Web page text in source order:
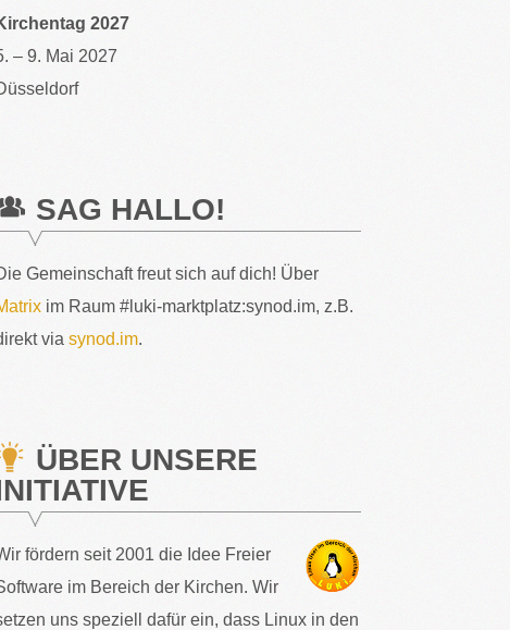
2027
– 9. Mai 2027
SAG HALLO!
Gemeinschaft freut sich auf dich! Über
im Raum #luki-marktplatz:synod.im, z.B.
viasynod.im.
ÜBER UNSERE
fördern seit 2001 die Idee Freier
im Bereich der Kirchen. Wir
uns speziell dafür ein, dass Linux in den